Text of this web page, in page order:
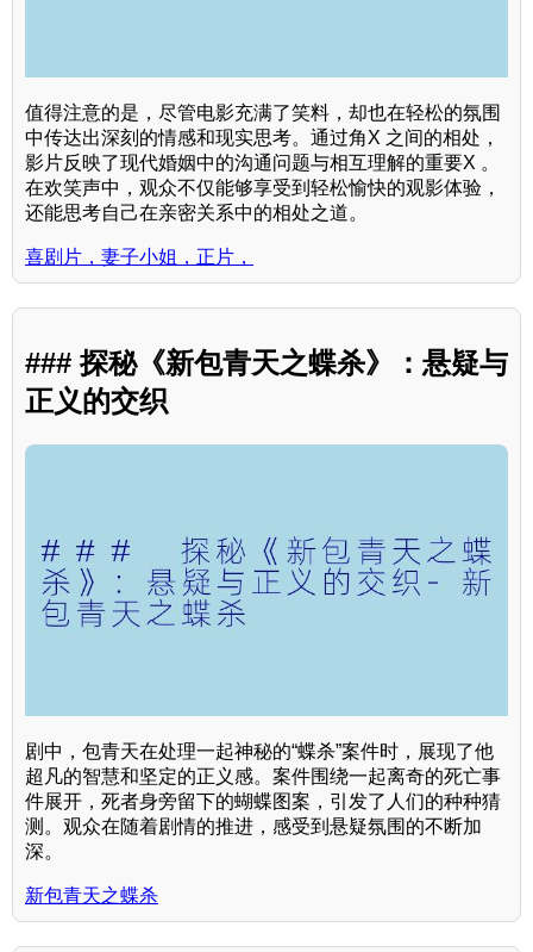
值得注意的是，尽管电影充满了笑料，却也在轻松的氛围
中传达出深刻的情感和现实思考。通过角X 之间的相处，
影片反映了现代婚姻中的沟通问题与相互理解的重要X 。
在欢笑声中，观众不仅能够享受到轻松愉快的观影体验，
还能思考自己在亲密关系中的相处之道。
喜剧片，妻子小姐，正片，
### 探秘《新包青天之蝶杀》：悬疑与
正义的交织
剧中，包青天在处理一起神秘的“蝶杀”案件时，展现了他
超凡的智慧和坚定的正义感。案件围绕一起离奇的死亡事
件展开，死者身旁留下的蝴蝶图案，引发了人们的种种猜
测。观众在随着剧情的推进，感受到悬疑氛围的不断加
深。
新包青天之蝶杀